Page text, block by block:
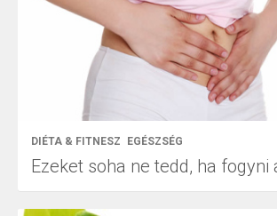
DIÉTA & FITNESZ EGÉSZSÉG
Ezeket soha ne tedd, ha fogyni